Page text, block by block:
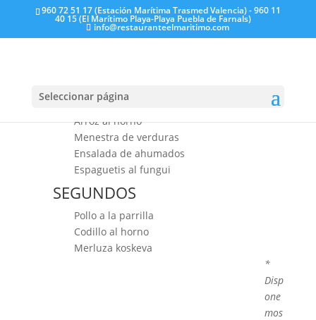
960 72 51 17 (Estación Marítima Trasmed Valencia) - 960 11
40 15 (El Marítimo Playa-Playa Puebla de Farnals)
info@restauranteelmaritimo.com
Seleccionar página
PRIMEROS
Arroz al horno
Menestra de verduras
Ensalada de ahumados
Espaguetis al fungui
SEGUNDOS
Pollo a la parrilla
Codillo al horno
Merluza koskeva
*
Disp
one
mos